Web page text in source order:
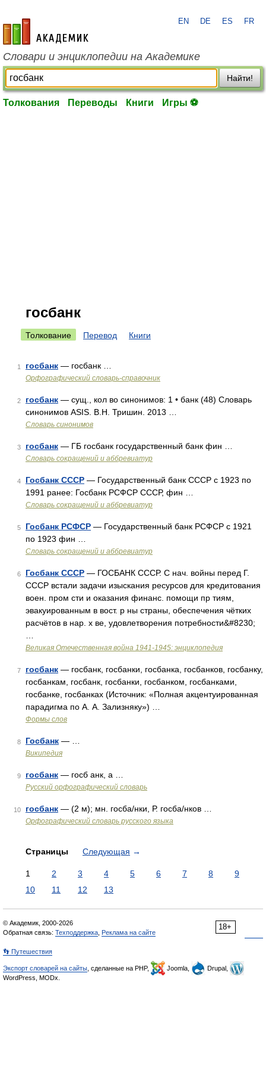
academic.ru
EN DE ES FR
Словари и энциклопедии на Академике
Найти!
Толкования Переводы Книги Игры ⚽
госбанк
Толкование Перевод Книги
1 госбанк — госбанк …
Орфографический словарь-справочник
2 госбанк — сущ., кол во синонимов: 1 • банк (48) Словарь
синонимов ASIS. В.Н. Тришин. 2013 …
Словарь синонимов
3 госбанк — ГБ госбанк государственный банк фин …
Словарь сокращений и аббревиатур
4 Госбанк СССР — Государственный банк СССР с 1923 по
1991 ранее: Госбанк РСФСР СССР, фин …
Словарь сокращений и аббревиатур
5 Госбанк РСФСР — Государственный банк РСФСР с 1921
по 1923 фин …
Словарь сокращений и аббревиатур
6 Госбанк СССР — ГОСБАНК СССР. С нач. войны перед Г.
СССР встали задачи изыскания ресурсов для кредитования
воен. пром сти и оказания финанс. помощи пр тиям,
эвакуированным в вост. р ны страны, обеспечения чётких
расчётов в нар. х ве, удовлетворения потребности&#8230;
Великая Отечественная война 1941-1945: энциклопедия
7 госбанк — госбанк, госбанки, госбанка, госбанков, госбанку,
госбанкам, госбанк, госбанки, госбанком, госбанками,
госбанке, госбанках (Источник: «Полная акцентуированная
парадигма по А. А. Зализняку») …
Формы слов
8 Госбанк — …
Википедия
9 госбанк — госб анк, а …
Русский орфографический словарь
10 госбанк — (2 м); мн. госба/нки, Р. госба/нков …
Орфографический словарь русского языка
Страницы Следующая →
1 2 3 4 5 6 7 8
9
10
11 12 13
18+
© Академик, 2000-2026
Обратная связь: Техподдержка Реклама на сайте
👣 Путешествия
Экспорт словарей на сайты , сделанные на PHP, Joomla,
Drupal,
WordPress, MODx.